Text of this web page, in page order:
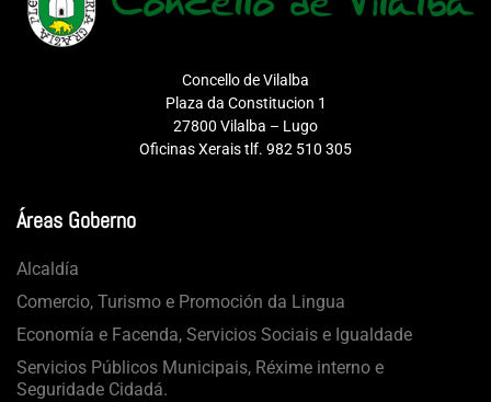
Concello de Vilalba
Plaza da Constitucion 1
27800 Vilalba – Lugo
Oficinas Xerais tlf. 982 510 305
Áreas Goberno
Alcaldía
Comercio, Turismo e Promoción da Lingua
Economía e Facenda, Servicios Sociais e Igualdade
Servicios Públicos Municipais, Réxime interno e
Seguridade Cidadá.